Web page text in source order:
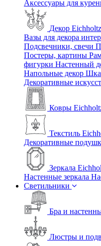
Аксессуары для
Декор Eichholtz
Вазы для декора
Подсвечники, свечи
Постеры, картины
фигурки Настенный
Напольные декор
Декоративные
Ковры
Текстиль
Декоративные
Зеркала
Настенные зеркала
Светильники
Бра и
Люстры и